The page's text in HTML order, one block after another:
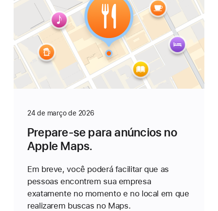
24 de março de 2026
Prepare-se para anúncios no
Apple Maps.
Em breve, você poderá facilitar que as
pessoas encontrem sua empresa
exatamente no momento e no local em que
realizarem buscas no Maps.